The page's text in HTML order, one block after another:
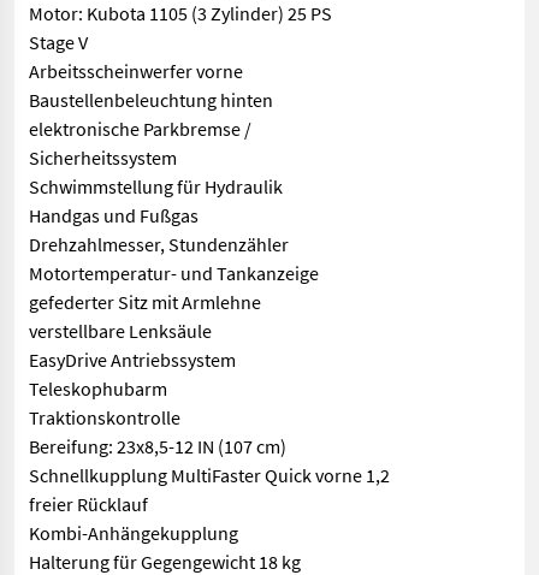
Motor: Kubota 1105 (3 Zylinder) 25 PS
Stage V
Arbeitsscheinwerfer vorne
Baustellenbeleuchtung hinten
elektronische Parkbremse /
Sicherheitssystem
Schwimmstellung für Hydraulik
Handgas und Fußgas
Drehzahlmesser, Stundenzähler
Motortemperatur- und Tankanzeige
gefederter Sitz mit Armlehne
verstellbare Lenksäule
EasyDrive Antriebssystem
Teleskophubarm
Traktionskontrolle
Bereifung: 23x8,5-12 IN (107 cm)
Schnellkupplung MultiFaster Quick vorne 1,2
freier Rücklauf
Kombi-Anhängekupplung
Halterung für Gegengewicht 18 kg